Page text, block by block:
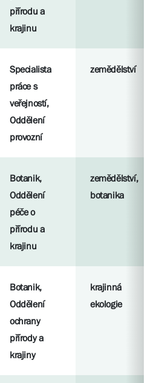
přírodu a
krajinu
Specialista
práce s
veřejností,
Oddělení
provozní
zemědělství
Botanik,
Oddělení
péče o
přírodu a
krajinu
zemědělství,
botanika
Botanik,
Oddělení
ochrany
přírody a
krajiny
krajinná
ekologie